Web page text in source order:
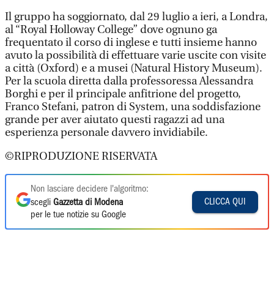
Il gruppo ha soggiornato, dal 29 luglio a ieri, a Londra,
al “Royal Holloway College” dove ognuno ga
frequentato il corso di inglese e tutti insieme hanno
avuto la possibilità di effettuare varie uscite con visite
a città (Oxford) e a musei (Natural History Museum).
Per la scuola diretta dalla professoressa Alessandra
Borghi e per il principale anfitrione del progetto,
Franco Stefani, patron di System, una soddisfazione
grande per aver aiutato questi ragazzi ad una
esperienza personale davvero invidiabile.
©RIPRODUZIONE RISERVATA
Non lasciare decidere l'algoritmo:
scegli Gazzetta di Modena
per le tue notizie su Google
CLICCA QUI